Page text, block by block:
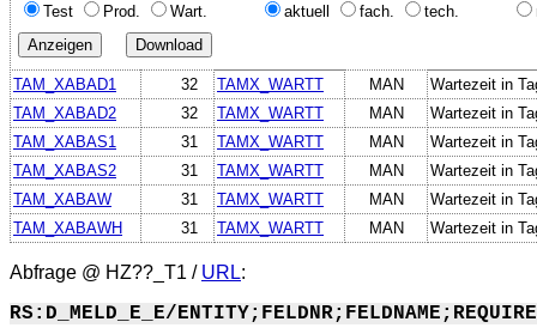
Test
Prod. Wart.
aktuell
fach. tech.
TAM_XABAD1 32 TAMX_WARTT MAN
Wartezeit in
TAM_XABAD2
32 TAMX_WARTT MAN
Wartezeit in
TAM_XABAS1
31 TAMX_WARTT MAN
Wartezeit in
TAM_XABAS2
31 TAMX_WARTT MAN
Wartezeit in
TAM_XABAW
31 TAMX_WARTT MAN
Wartezeit in
TAM_XABAWH
31 TAMX_WARTT MAN Wartezeit in
Abfrage @ HZ??_T1 / URL:
RS:D_MELD_E_E/